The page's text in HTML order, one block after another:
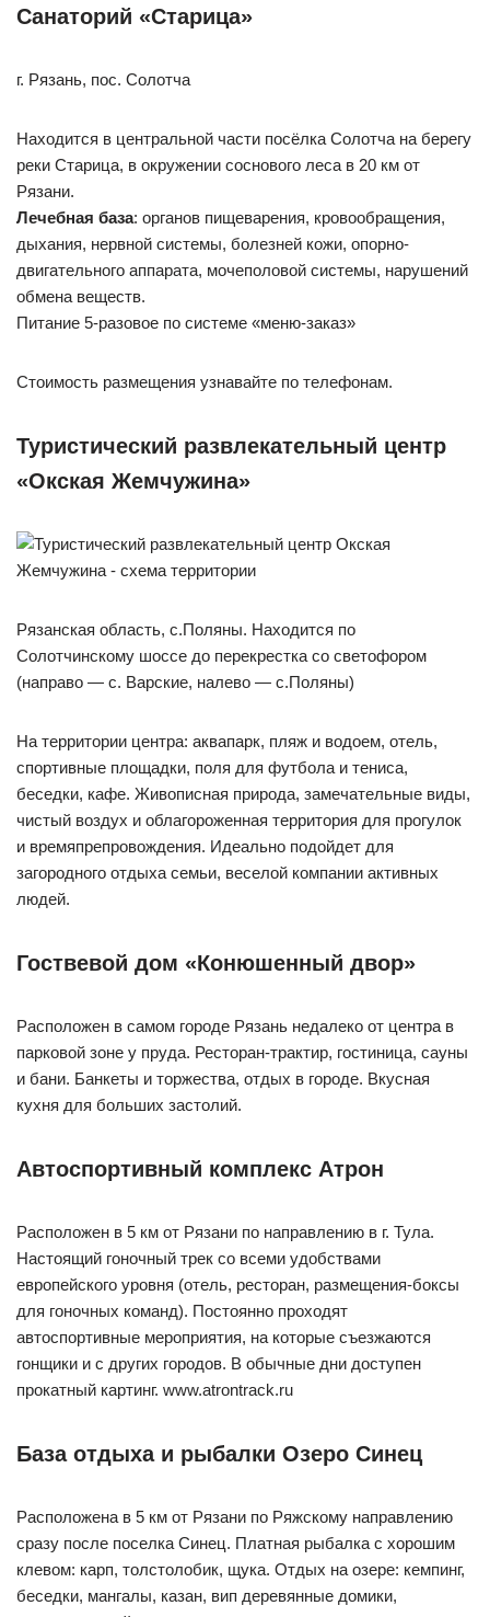
Санаторий «Старица»
г. Рязань, пос. Солотча
Находится в центральной части посёлка Солотча на берегу
реки Старица, в окружении соснового леса в 20 км от
Рязани.
Лечебная база: органов пищеварения, кровообращения,
дыхания, нервной системы, болезней кожи, опорно-
двигательного аппарата, мочеполовой системы, нарушений
обмена веществ.
Питание 5-разовое по системе «меню-заказ»
Стоимость размещения узнавайте по телефонам.
Туристический развлекательный центр
«Окская Жемчужина»
Рязанская область, с.Поляны. Находится по
Солотчинскому шоссе до перекрестка со светофором
(направо — с. Варские, налево — с.Поляны)
На территории центра: аквапарк, пляж и водоем, отель,
спортивные площадки, поля для футбола и тениса,
беседки, кафе. Живописная природа, замечательные виды,
чистый воздух и облагороженная территория для прогулок
и времяпрепровождения. Идеально подойдет для
загородного отдыха семьи, веселой компании активных
людей.
Гоствевой дом «Конюшенный двор»
Расположен в самом городе Рязань недалеко от центра в
парковой зоне у пруда. Ресторан-трактир, гостиница, сауны
и бани. Банкеты и торжества, отдых в городе. Вкусная
кухня для больших застолий.
Автоспортивный комплекс Атрон
Расположен в 5 км от Рязани по направлению в г. Тула.
Настоящий гоночный трек со всеми удобствами
европейского уровня (отель, ресторан, размещения-боксы
для гоночных команд). Постоянно проходят
автоспортивные мероприятия, на которые съезжаются
гонщики и с других городов. В обычные дни доступен
прокатный картинг. www.atrontrack.ru
База отдыха и рыбалки Озеро Синец
Расположена в 5 км от Рязани по Ряжскому направлению
сразу после поселка Синец. Платная рыбалка с хорошим
клевом: карп, толстолобик, щука. Отдых на озере: кемпинг,
беседки, мангалы, казан, вип деревянные домики,